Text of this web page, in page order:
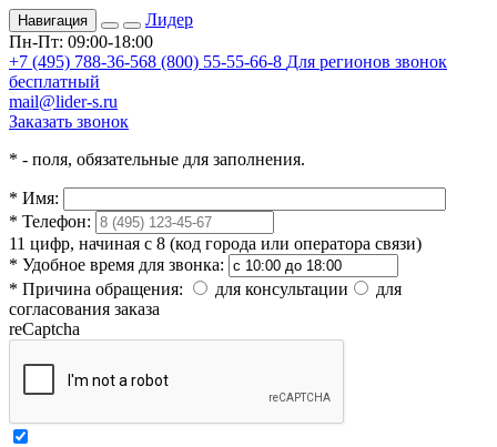
Навигация
Лидер
Пн-Пт: 09:00-18:00
+7 (495) 788-36-568 (800) 55-55-66-8 Для регионов звонок
бесплатный
mail@lider-s.ru
Заказать звонок
* - поля, обязательные для заполнения.
* Имя:
* Телефон:
11 цифр, начиная с 8 (код города или оператора связи)
* Удобное время для звонка:
* Причина обращения: для консультации
для
согласования заказа
reCaptcha